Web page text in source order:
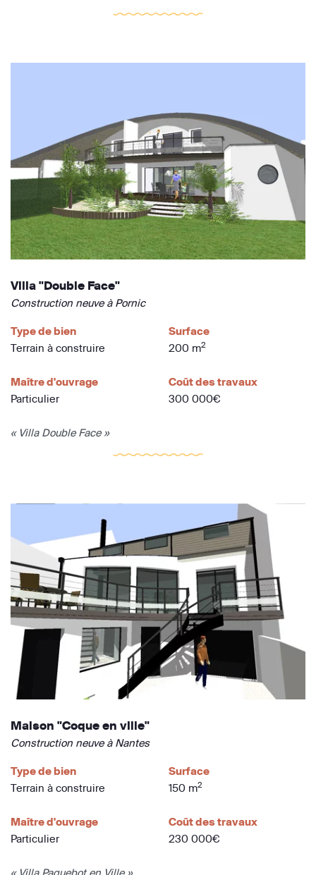
Villa "Double Face"
Construction neuve à Pornic
Type de bien
Terrain à construire
Surface
200 m2
Maître d'ouvrage
Particulier
Coût des travaux
300 000€
« Villa Double Face »
Maison "Coque en ville"
Construction neuve à Nantes
Type de bien
Terrain à construire
Surface
150 m2
Maître d'ouvrage
Particulier
Coût des travaux
230 000€